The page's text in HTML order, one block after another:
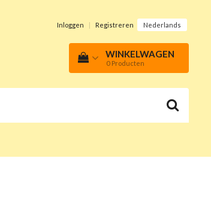
Inloggen | Registreren Nederlands
WINKELWAGEN
0 Producten